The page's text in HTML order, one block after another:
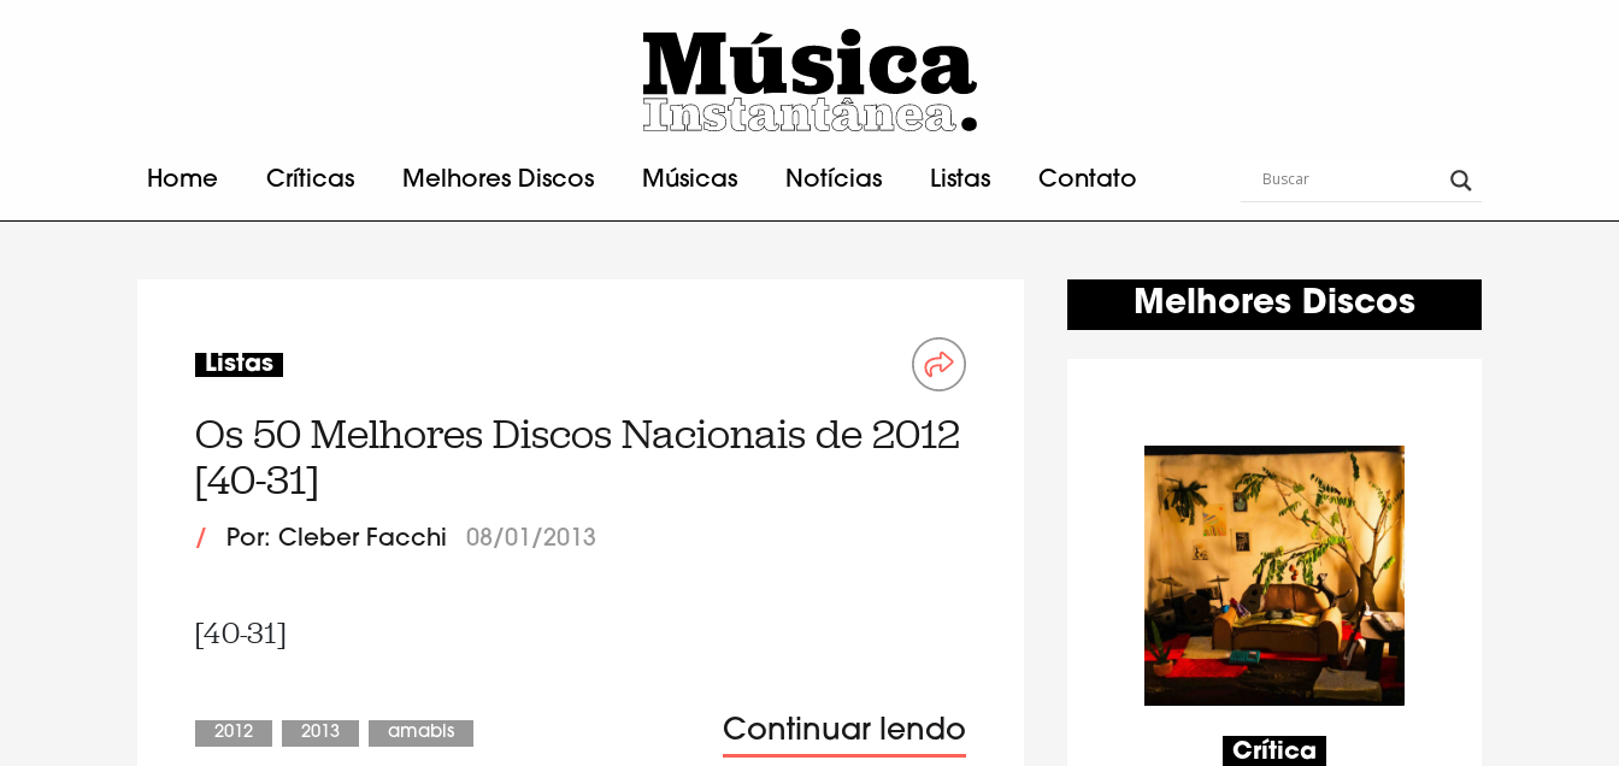
Home Críticas Melhores Discos Músicas Notícias Listas Contato
Listas
Os 50 Melhores Discos Nacionais de 2012
[40-31]
/ Por: Cleber Facchi 08/01/2013
[40-31]
2012 2013 amabis Continuar lendo
Melhores Discos
Crítica